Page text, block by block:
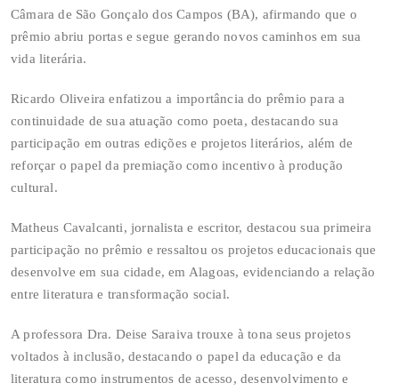
Câmara de São Gonçalo dos Campos (BA), afirmando que o
prêmio abriu portas e segue gerando novos caminhos em sua
vida literária.
Ricardo Oliveira enfatizou a importância do prêmio para a
continuidade de sua atuação como poeta, destacando sua
participação em outras edições e projetos literários, além de
reforçar o papel da premiação como incentivo à produção
cultural.
Matheus Cavalcanti, jornalista e escritor, destacou sua primeira
participação no prêmio e ressaltou os projetos educacionais que
desenvolve em sua cidade, em Alagoas, evidenciando a relação
entre literatura e transformação social.
A professora Dra. Deise Saraiva trouxe à tona seus projetos
voltados à inclusão, destacando o papel da educação e da
literatura como instrumentos de acesso, desenvolvimento e